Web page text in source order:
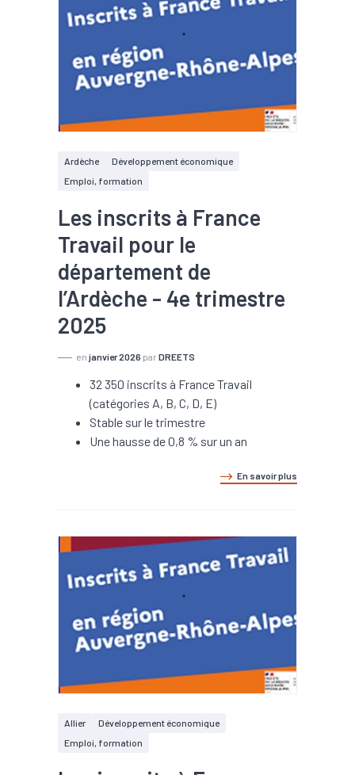
Ardèche
Développement économique
Emploi, formation
Les inscrits à France
Travail pour le
département de
l’Ardèche - 4e trimestre
2025
en janvier 2026 par DREETS
32 350 inscrits à France Travail
(catégories A, B, C, D, E)
Stable sur le trimestre
Une hausse de 0,8 % sur un an
En savoir plus
Allier
Développement économique
Emploi, formation